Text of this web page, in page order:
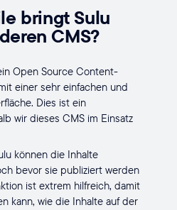
bringt Sulu
CMS?
Open Source Content-
einer sehr einfachen und
Dies ist ein
wir dieses CMS im Einsatz
können die Inhalte
bevor sie publiziert werden
ist extrem hilfreich, damit
kann, wie die Inhalte auf der